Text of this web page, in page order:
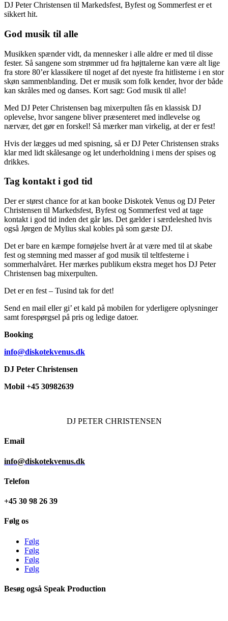
DJ Peter Christensen til Markedsfest, Byfest og Sommerfest er et
sikkert hit.
God musik til alle
Musikken spænder vidt, da mennesker i alle aldre er med til disse
fester. Så sangene som strømmer ud fra højttalerne kan være alt lige
fra store 80’er klassikere til noget af det nyeste fra hitlisterne i en stor
skøn sammenblanding. Det er musik som folk kender, hvor der både
kan skråles med og danses. Kort sagt: God musik til alle!
Med DJ Peter Christensen bag mixerpulten fås en klassisk DJ
oplevelse, hvor sangene bliver præsenteret med indlevelse og
nærvær, det gør en forskel! Så mærker man virkelig, at der er fest!
Hvis der lægges ud med spisning, så er DJ Peter Christensen straks
klar med lidt skålesange og let underholdning i mens der spises og
drikkes.
Tag kontakt i god tid
Der er størst chance for at kan booke Diskotek Venus og DJ Peter
Christensen til Markedsfest, Byfest og Sommerfest ved at tage
kontakt i god tid inden det går løs. Det gælder i særdeleshed hvis
også Jørgen de Mylius skal kobles på som gæste DJ.
Det er bare en kæmpe fornøjelse hvert år at være med til at skabe
fest og stemning med masser af god musik til teltfesterne i
sommerhalvåret. Her mærkes publikum ekstra meget hos DJ Peter
Christensen bag mixerpulten.
Det er en fest – Tusind tak for det!
Send en mail eller gi’ et kald på mobilen for yderligere oplysninger
samt forespørgsel på pris og ledige datoer.
Booking
info@diskotekvenus.dk
DJ Peter Christensen
Mobil +45 30982639
DJPETER CHRISTENSEN
Email
info@diskotekvenus.dk
Telefon
+45 30 98 26 39
Følg os
Følg
Følg
Følg
Følg
Besøg også Speak Production